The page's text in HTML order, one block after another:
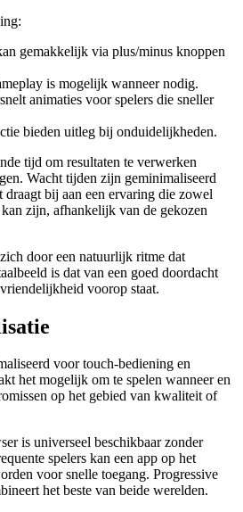
gemakkelijk via plus/minus knoppen
is mogelijk wanneer nodig.
animaties voor spelers die sneller
bieden uitleg bij onduidelijkheden.
tijd om resultaten te verwerken
Wacht tijden zijn geminimaliseerd
bij aan een ervaring die zowel
zijn, afhankelijk van de gekozen
door een natuurlijk ritme dat
is dat van een goed doordacht
voorop staat.
voor touch-bediening en
het mogelijk om te spelen wanneer en
op het gebied van kwaliteit of
is universeel beschikbaar zonder
spelers kan een app op het
voor snelle toegang. Progressive
het beste van beide werelden.